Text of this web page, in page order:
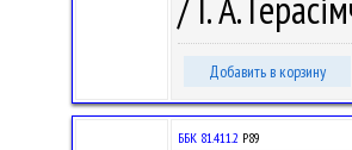
Добавить в корзину
ББК 81.411.2 Р89